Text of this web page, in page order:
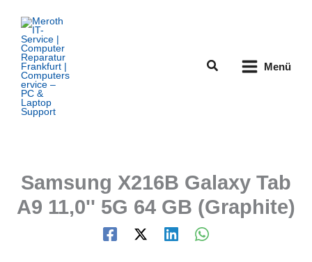
Inhalt
springen
Suchen Menü
Samsung X216B Galaxy Tab
A9 11,0'' 5G 64 GB (Graphite)